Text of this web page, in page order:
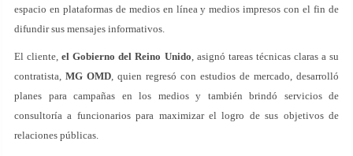
espacio en plataformas de medios en línea y medios impresos con el fin de
difundir sus mensajes informativos.
El cliente,el Gobierno del Reino Unido, asignó tareas técnicas claras a su
contratista, MG OMD, quien regresó con estudios de mercado, desarrolló
planes para campañas en los medios y también brindó servicios de
consultoría a funcionarios para maximizar el logro de sus objetivos de
relaciones públicas.